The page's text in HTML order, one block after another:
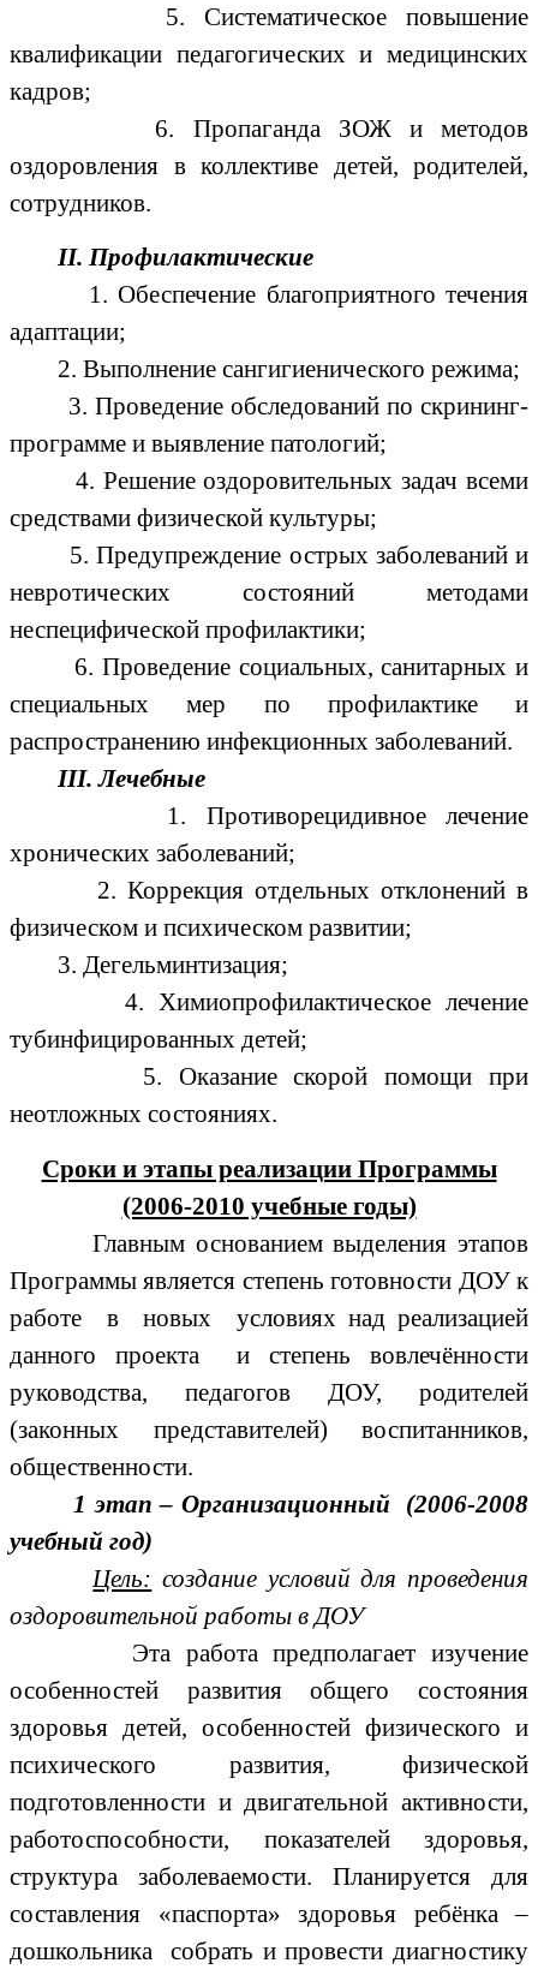
5. Систематическое повышение
квалификации педагогических и медицинских
кадров;
6. Пропаганда ЗОЖ и методов
оздоровления в коллективе детей, родителей,
сотрудников.
II. Профилактические
1. Обеспечение благоприятного течения
адаптации;
2. Выполнение сангигиенического режима;
3. Проведение обследований по скрининг-
программе и выявление патологий;
4. Решение оздоровительных задач всеми
средствами физической культуры;
5. Предупреждение острых заболеваний и
невротических состояний методами
неспецифической профилактики;
6. Проведение социальных, санитарных и
специальных мер по профилактике и
распространению инфекционных заболеваний.
III. Лечебные
1. Противорецидивное лечение
хронических заболеваний;
2. Коррекция отдельных отклонений в
физическом и психическом развитии;
3. Дегельминтизация;
4. Химиопрофилактическое лечение
тубинфицированных детей;
5. Оказание скорой помощи при
неотложных состояниях.
Сроки и этапы реализации Программы
(2006-2010 учебные годы)
Главным основанием выделения этапов
Программы является степень готовности ДОУ к
работе в новых условиях над реализацией
данного проекта и степень вовлечённости
руководства, педагогов ДОУ, родителей
(законных представителей) воспитанников,
общественности.
1 этап – Организационный (2006-2008
учебный год)
Цель: создание условий для проведения
оздоровительной работы в ДОУ
Эта работа предполагает изучение
особенностей развития общего состояния
здоровья детей, особенностей физического и
психического развития, физической
подготовленности и двигательной активности,
работоспособности, показателей здоровья,
структура заболеваемости. Планируется для
составления «паспорта» здоровья ребёнка –
дошкольника собрать и провести диагностику